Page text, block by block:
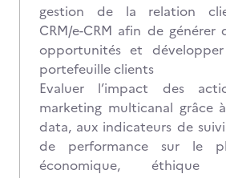
gestion de la relation
CRM/e-CRM afin de générer
opportunités et
portefeuille clients
Evaluer l’impact des
marketing multicanal grâce
data, aux indicateurs de
de performance sur le
économique, éthique